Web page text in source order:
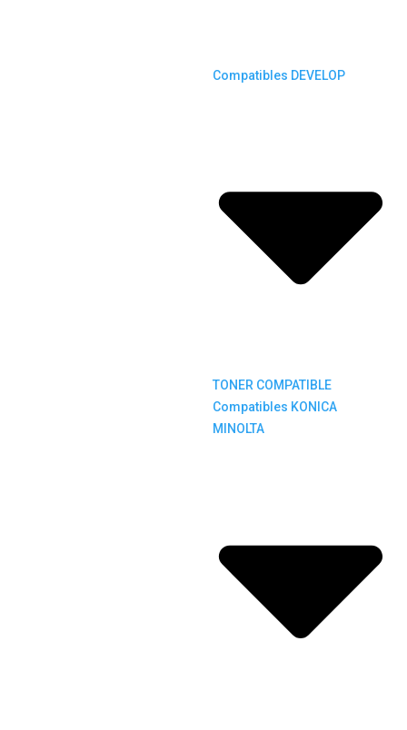
Compatibles DEVELOP
TONER COMPATIBLE
Compatibles KONICA
MINOLTA